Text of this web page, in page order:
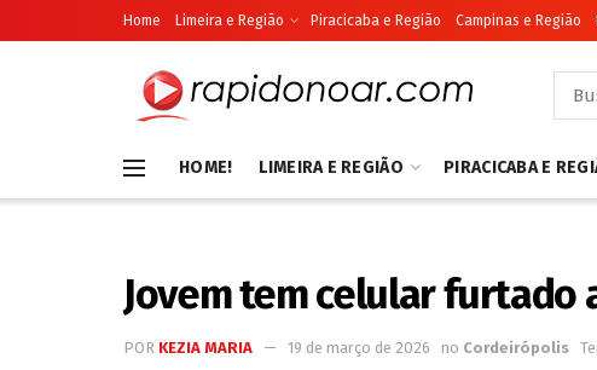
Home Limeira e Região Piracicaba e Região Campinas e Região
HOME! LIMEIRA E REGIÃO PIRACICABA E
Jovem tem celular furtado
POR KEZIA MARIA 19 de março de 2026 no Cordeirópolis